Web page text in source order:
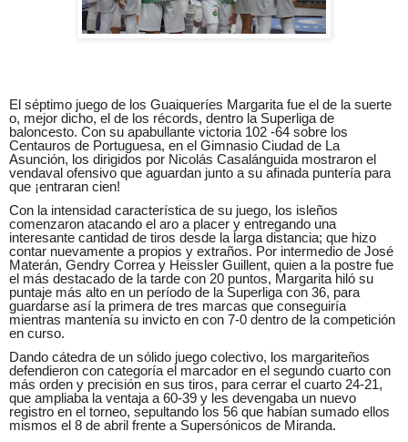
El séptimo juego de los Guaiqueríes Margarita fue el de la suerte
o, mejor dicho, el de los récords, dentro la Superliga de
baloncesto. Con su apabullante victoria 102 -64 sobre los
Centauros de Portuguesa, en el Gimnasio Ciudad de La
Asunción, los dirigidos por Nicolás Casalánguida mostraron el
vendaval ofensivo que aguardan junto a su afinada puntería para
que ¡entraran cien!
Con la intensidad característica de su juego, los isleños
comenzaron atacando el aro a placer y entregando una
interesante cantidad de tiros desde la larga distancia; que hizo
contar nuevamente a propios y extraños. Por intermedio de José
Materán, Gendry Correa y Heissler Guillent, quien a la postre fue
el más destacado de la tarde con 20 puntos, Margarita hiló su
puntaje más alto en un período de la Superliga con 36, para
guardarse así la primera de tres marcas que conseguiría
mientras mantenía su invicto en con 7-0 dentro de la competición
en curso.
Dando cátedra de un sólido juego colectivo, los margariteños
defendieron con categoría el marcador en el segundo cuarto con
más orden y precisión en sus tiros, para cerrar el cuarto 24-21,
que ampliaba la ventaja a 60-39 y les devengaba un nuevo
registro en el torneo, sepultando los 56 que habían sumado ellos
mismos el 8 de abril frente a Supersónicos de Miranda.